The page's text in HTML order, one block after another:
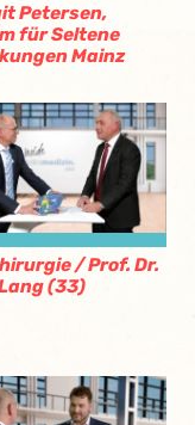
Petersen,
für Seltene
Mainz
/ Prof. Dr.
(33)